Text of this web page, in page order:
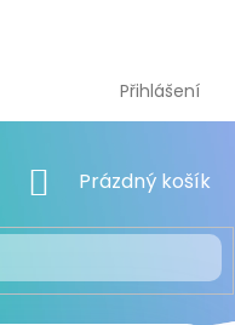
Přihlášení
NÁKUPNÍ KOŠÍK
Prázdný košík